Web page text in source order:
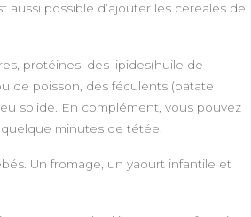
possible d’ajouter les cereales de
protéines, des lipides(huile de
de poisson, des féculents (patate
solide. En complément, vous pouvez
minutes de tétée.
Un fromage, un yaourt infantile et